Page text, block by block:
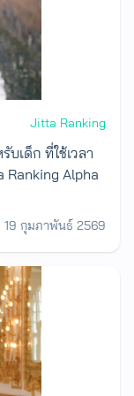
Jitta Ranking
บเด็ก ที่ใช้เวลา
Alpha
19 กุมภาพันธ์ 2569